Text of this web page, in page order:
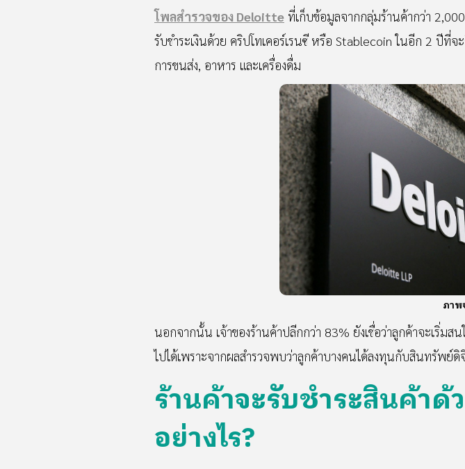
โพลสำรวจของ Deloitte ที่เก็บข้อมูลจากกลุ่มร้านค้ากว่า
รับชำระเงินด้วย คริปโทเคอร์เรนซี หรือ Stablecoin ในอีก 2 ปีที่
การขนส่ง, อาหาร และเครื่องดื่ม
ภา
นอกจากนั้น เจ้าของร้านค้าปลีกกว่า 83% ยังเชื่อว่าลูกค้าจะเริ่ม
ไปได้เพราะจากผลสำรวจพบว่าลูกค้าบางคนได้ลงทุนกับสินทรัพย์
ร้านค้าจะรับชำระสินค้าด้
อย่างไร?